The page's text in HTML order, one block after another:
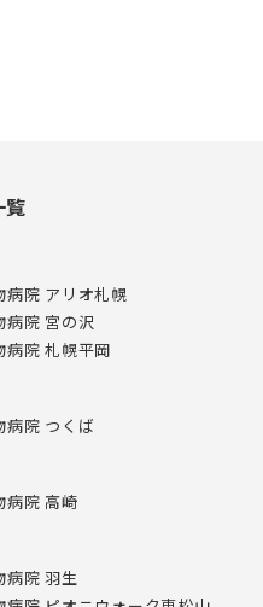
覧
病院 アリオ札幌
病院 宮の沢
病院 札幌平岡
病院 つくば
病院 高崎
病院 羽生